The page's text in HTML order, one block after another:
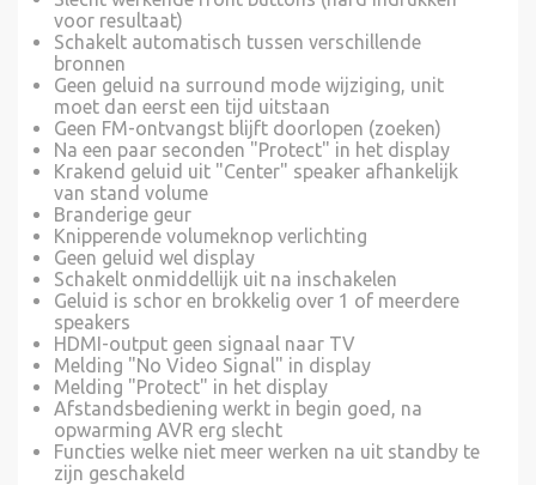
voor resultaat)
Schakelt automatisch tussen verschillende
bronnen
Geen geluid na surround mode wijziging, unit
moet dan eerst een tijd uitstaan
Geen FM-ontvangst blijft doorlopen (zoeken)
Na een paar seconden "Protect" in het display
Krakend geluid uit "Center" speaker afhankelijk
van stand volume
Branderige geur
Knipperende volumeknop verlichting
Geen geluid wel display
Schakelt onmiddellijk uit na inschakelen
Geluid is schor en brokkelig over 1 of meerdere
speakers
HDMI-output geen signaal naar TV
Melding "No Video Signal" in display
Melding "Protect" in het display
Afstandsbediening werkt in begin goed, na
opwarming AVR erg slecht
Functies welke niet meer werken na uit standby te
zijn geschakeld